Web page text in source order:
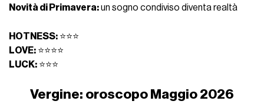
Novità di Primavera:un sogno condiviso diventa realtà
HOTNESS: ⭐⭐⭐
LOVE: ⭐⭐⭐⭐
LUCK: ⭐⭐⭐
Vergine: oroscopo Maggio 2026